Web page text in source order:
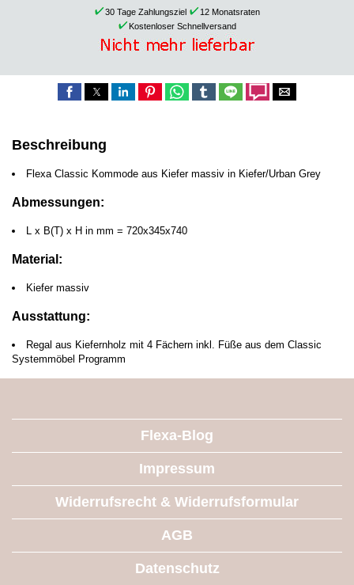
30 Tage Zahlungsziel
12 Monatsraten
Kostenloser Schnellversand
Beschreibung
Flexa Classic Kommode aus Kiefer massiv in Kiefer/Urban Grey
Abmessungen:
L x B(T) x H in mm = 720x345x740
Material:
Kiefer massiv
Ausstattung:
Regal aus Kiefernholz mit 4 Fächern inkl. Füße aus dem Classic
Systemmöbel Programm
Flexa-Blog
Impressum
Widerrufsrecht & Widerrufsformular
AGB
Datenschutz